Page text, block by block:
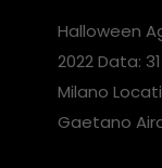
Halloween
2022 Data:
Milano
Gaetano